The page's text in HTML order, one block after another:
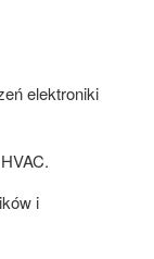
elektroniki
i